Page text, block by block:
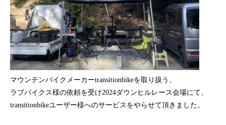
マウンテンバイクメーカーtransitionbikeを取り扱う、
ラブバイクス様の依頼を受け2024ダウンヒルレース会場にて、
transitionbikeユーザー様へのサービスをやらせて頂きました。